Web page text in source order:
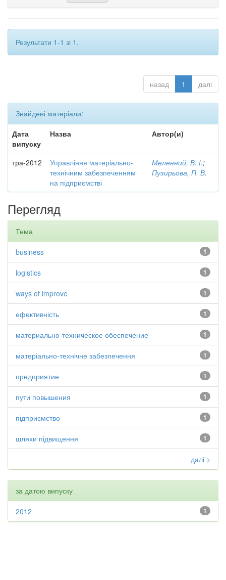
Результати 1-1 зі 1.
назад 1 далі
Знайдені матеріали:
Дата
випуску
Назва Автор(и)
тра-2012
Управління матеріально-
технічним забезпеченням
на підприємстві
Меленний, В. І.;
Пузирьова, П. В.
Перегляд
Тема
1
business
1
logistics
1
ways of improve
1
ефективність
1
материально-техническое обеспечение
1
матеріально-технічне забезпечення
1
предприятие
1
пути повышения
1
підприємство
1
шляхи підвищення
далі >
за датою випуску
1
2012